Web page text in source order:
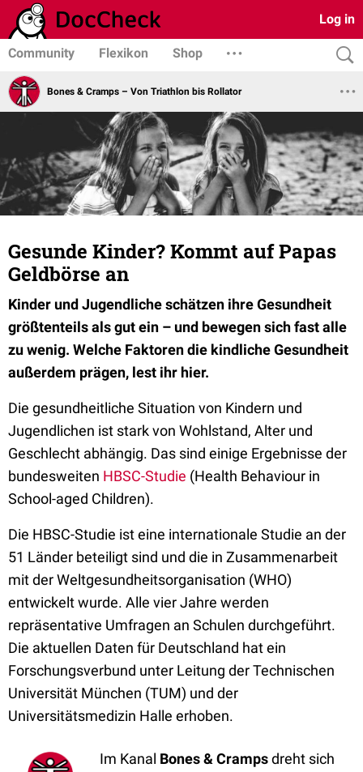
Log in
Community Flexikon Shop
Bones & Cramps – Von Triathlon bis Rollator
Gesunde Kinder? Kommt auf Papas
Geldbörse an
Kinder und Jugendliche schätzen ihre Gesundheit
größtenteils als gut ein – und bewegen sich fast alle
zu wenig. Welche Faktoren die kindliche Gesundheit
außerdem prägen, lest ihr hier.
Die gesundheitliche Situation von Kindern und
Jugendlichen ist stark von Wohlstand, Alter und
Geschlecht abhängig. Das sind einige Ergebnisse der
bundesweiten HBSC-Studie (Health Behaviour in
School-aged Children).
Die HBSC-Studie ist eine internationale Studie an der
51 Länder beteiligt sind und die in Zusammenarbeit
mit der Weltgesundheitsorganisation (WHO)
entwickelt wurde. Alle vier Jahre werden
repräsentative Umfragen an Schulen durchgeführt.
Die aktuellen Daten für Deutschland hat ein
Forschungsverbund unter Leitung der Technischen
Universität München (TUM) und der
Universitätsmedizin Halle erhoben.
Im Kanal Bones & Crampsdreht sich